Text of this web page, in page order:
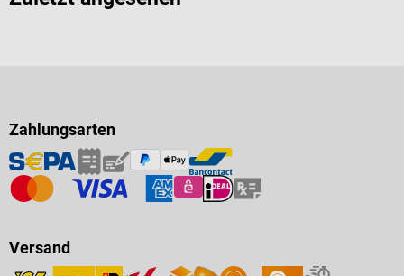
Zahlungsarten
Versand